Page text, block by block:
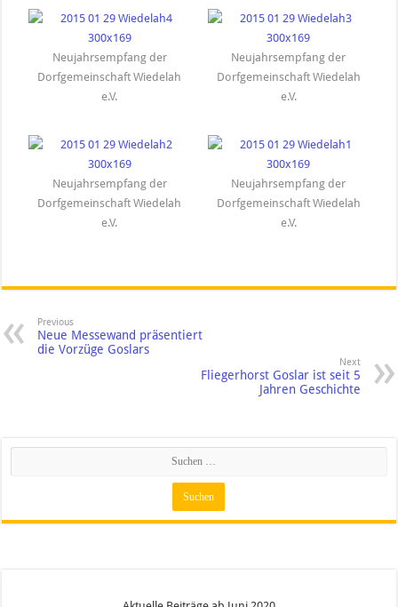
Neujahrsempfang der
Dorfgemeinschaft Wiedelah
e.V.
Neujahrsempfang der
Dorfgemeinschaft Wiedelah
e.V.
Neujahrsempfang der
Dorfgemeinschaft Wiedelah
e.V.
Neujahrsempfang der
Dorfgemeinschaft Wiedelah
e.V.
Previous
Neue Messewand präsentiert
die Vorzüge Goslars
Next
Fliegerhorst Goslar ist seit 5
Jahren Geschichte